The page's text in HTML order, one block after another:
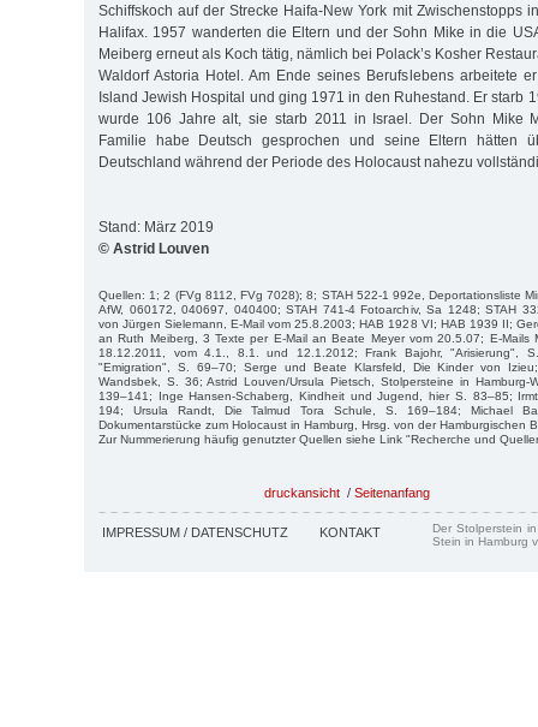
Schiffskoch auf der Strecke Haifa-New York mit Zwischenstopps
Halifax. 1957 wanderten die Eltern und der Sohn Mike in die
Meiberg erneut als Koch tätig, nämlich bei Polack’s Kosher
Waldorf Astoria Hotel. Am Ende seines Berufslebens arbeitete
Island Jewish Hospital und ging 1971 in den Ruhestand. Er starb
wurde 106 Jahre alt, sie starb 2011 in Israel. Der Sohn Mike
Familie habe Deutsch gesprochen und seine Eltern hätten
Deutschland während der Periode des Holocaust nahezu
Stand: März 2019
© Astrid Louven
Quellen: 1; 2 (FVg 8112, FVg 7028); 8; STAH 522-1 992e, Deportationsliste
AfW, 060172, 040697, 040400; STAH 741-4 Fotoarchiv, Sa 1248; STAH
von Jürgen Sielemann, E-Mail vom 25.8.2003; HAB 1928 VI; HAB 1939 II;
an Ruth Meiberg, 3 Texte per E-Mail an Beate Meyer vom 20.5.07; E-Mails
18.12.2011, vom 4.1., 8.1. und 12.1.2012; Frank Bajohr, "Arisierung",
"Emigration", S. 69–70; Serge und Beate Klarsfeld, Die Kinder von
Wandsbek, S. 36; Astrid Louven/Ursula Pietsch, Stolpersteine in Hamburg-
139–141; Inge Hansen-Schaberg, Kindheit und Jugend, hier S. 83–85;
194; Ursula Randt, Die Talmud Tora Schule, S. 169–184; Michael
Dokumentarstücke zum Holocaust in Hamburg, Hrsg. von der Hamburgischen
Zur Nummerierung häufig genutzter Quellen siehe Link "Recherche und
druckansicht / Seitenanfang
IMPRESSUM / DATENSCHUTZ KONTAKT
Der Stolperstein
Stein in Hamburg